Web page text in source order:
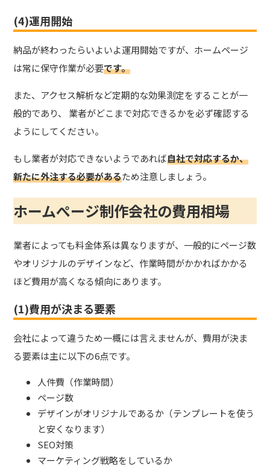
(4)運用開始
納品が終わったらいよいよ運用開始ですが、 ホームページ
は常に保守作業が必要です。
また、アクセス解析など定期的な効果測定をすることが一
般的であり、 業者がどこまで対応できるかを必ず確認する
ようにしてください。
もし業者が対応できないようであれば自社で対応するか、
新たに外注する必要があるため注意しましょう。
ホームぺージ制作会社の費用相場
業者によっても料金体系は異なりますが、一般的にページ数
やオリジナルのデザインなど、作業時間がかかればかかる
ほど費用が高くなる傾向にあります。
(1)費用が決まる要素
会社によって違うため一概には言えませんが、費用が決ま
る要素は主に以下の6点です。
人件費（作業時間）
ページ数
デザインがオリジナルであるか（テンプレートを使う
と安くなります）
SEO対策
マーケティング戦略をしているか